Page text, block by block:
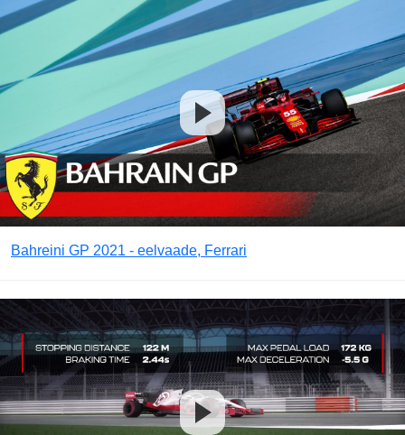
Bahreini GP 2021 - eelvaade, Ferrari